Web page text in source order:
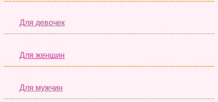
Для девочек
Для женщин
Для мужчин